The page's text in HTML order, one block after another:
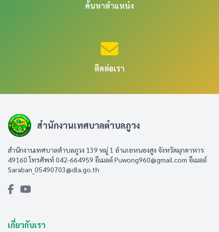
ค้นหาตำแหน่ง
ติดต่อเรา
สำนักงานเทศบาลตำบลภูวง
สำนักงานเทศบาลตำบลภูวง 139 หมู่ 1 อำเภอหนองสูง จังหวัดมุกดาหาร
49160 โทรศัพท์ 042-664959 อีเมลล์Puwong960@gmail.com อีเมลล์
Saraban_05490703@dla.go.th
เกี่ยวกับเรา